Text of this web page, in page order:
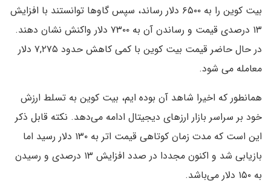
بیت کوین را به ۶۵۰۰ دلار رساند، سپس گاوها توانستند با افزایش
۱۳ درصدی قیمت و رساندن آن به ۷۳۰۰ دلار واکنش نشان دهند.
در حال حاضر قیمت بیت کوین با کمی کاهش حدود ۷,۲۷۵ دلار
معامله می شود.
همانطور که اخیرا شاهد آن بوده ایم، بیت کوین به تسلط ارزش
خود بر سراسر بازار ارزهای دیجیتال ادامه می‌‌دهد. نکته قابل ذکر
این است که مدت زمان کوتاهی قیمت اتر به ۱۳۰ دلار رسید اما
بازیابی شد و اکنون مجددا در صدد افزایش ۱۳ درصدی و رسیدن
به ۱۵۰ دلار می‌باشد.